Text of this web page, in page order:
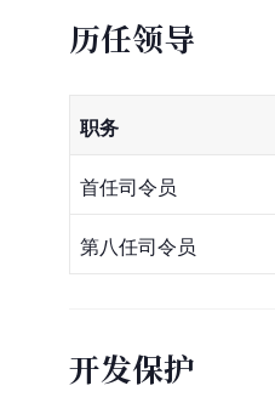
历任领导
职务
首任司令员
第八任司令员
开发保护